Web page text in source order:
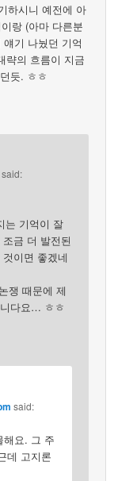
하시니 예전에 아
랑 (아마 다른분
얘기 나눴던 기억
략의 흐름이 지금
듯. ㅎㅎ
said:
는 기억이 잘
금 더 발전된
이면 좋겠네
쟁 때문에 제
다요… ㅎㅎ
said:
해요. 그 주
데 고지론